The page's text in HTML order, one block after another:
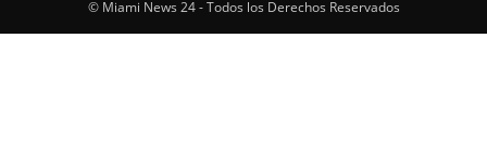
© Miami News 24 - Todos los Derechos Reservados